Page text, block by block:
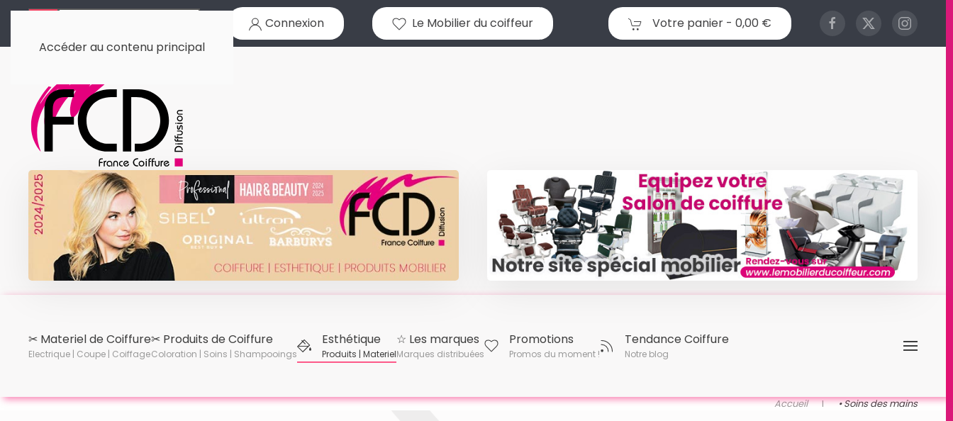
Accéder au contenu principal
Connexion Le Mobilier du coiffeur Votre panier - 0,00 €
✂︎ Materiel de Coiffure
Electrique | Coupe | Coiffage
✂︎ Produits de Coiffure
Coloration | Soins | Shampooings
Esthétique
Produits | Materiel
☆ Les marques
Marques distribuées
Promotions
Promos du moment !
Tendance Coiffure
Notre blog
Accueil • Soins des mains